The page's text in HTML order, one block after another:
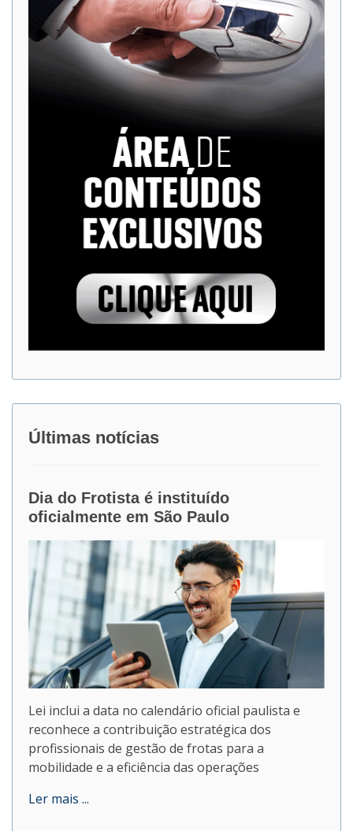
Últimas notícias
Dia do Frotista é instituído
oficialmente em São Paulo
Lei inclui a data no calendário oficial paulista e
reconhece a contribuição estratégica dos
profissionais de gestão de frotas para a
mobilidade e a eficiência das operações
Ler mais ...